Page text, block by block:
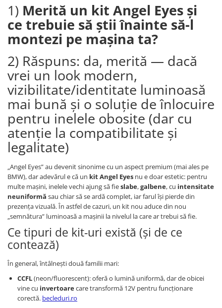
Porsche
Renault
Saab
Seat
Skoda
Smart
Subaru
Suzuki
Toyota
Volkswagen
Volvo
Piese exterior
Accesorii
Senzori parcare dedicati
Grile aerisire
Camere video auto
Capace oglinzi
Jump Starter Auto
Sticle far
Diverse
Tuning auto
Kituri reparatie
Diverse
Dopuri anulare clapete admisie
Garnituri galerie admisie BMW
Valve PCV
Kit reparatie faruri
Adaptoare auxiliare
Produse cu discount de pana la
95%
Eleron Portbagaj
1) Merită un kit Angel Eyes și
ce trebuie să știi înainte să-l
montezi pe mașina ta?
2) Răspuns: da, merită — dacă
vrei un look modern,
vizibilitate/identitate luminoasă
mai bună și o soluție de înlocuire
pentru inelele obosite (dar cu
atenție la compatibilitate și
legalitate)
„Angel Eyes” au devenit sinonime cu un aspect premium (mai ales pe
BMW), dar adevărul e că un kit Angel Eyes nu e doar estetic: pentru
multe mașini, inelele vechi ajung să fieslabe,galbene, cu intensitate
neuniformă sau chiar să se ardă complet, iar farul își pierde din
prezența vizuală. În astfel de cazuri, un kit nou aduce din nou
„semnătura” luminoasă a mașinii la nivelul la care ar trebui să fie.
Ce tipuri de kit-uri există (și de ce
contează)
În general, întâlnești două familii mari:
CCFL(neon/fluorescent): oferă o lumină uniformă, dar de obicei
vine cu invertoarecare transformă 12V pentru funcționare
corectă. becleduri.ro